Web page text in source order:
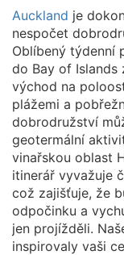
Auckland je
nespočet
Oblíbený týdenní
do Bay of Islands
východ na
plážemi a
dobrodružství
geotermální
vinařskou oblast
itinerář vyvažuje
což zajišťuje, že
odpočinku a
jen projížděli.
inspirovaly vaši